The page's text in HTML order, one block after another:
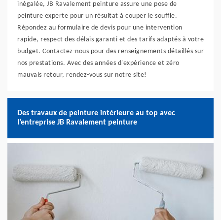
inégalée, JB Ravalement peinture assure une pose de
peinture experte pour un résultat à couper le souffle.
Répondez au formulaire de devis pour une intervention
rapide, respect des délais garanti et des tarifs adaptés à votre
budget. Contactez-nous pour des renseignements détaillés sur
nos prestations. Avec des années d'expérience et zéro
mauvais retour, rendez-vous sur notre site!
Des travaux de peinture intérieure au top avec
l’entreprise JB Ravalement peinture